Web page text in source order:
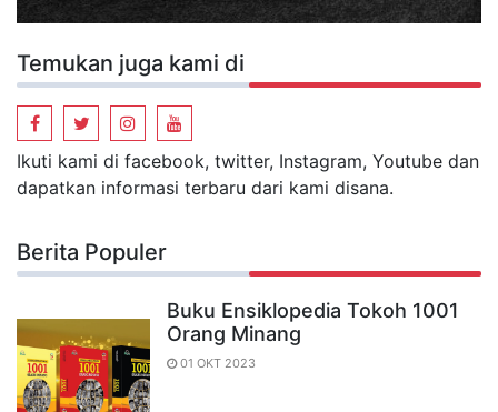
Temukan juga kami di
Ikuti kami di facebook, twitter, Instagram, Youtube dan
dapatkan informasi terbaru dari kami disana.
Berita Populer
Buku Ensiklopedia Tokoh 1001
Orang Minang
01 OKT 2023